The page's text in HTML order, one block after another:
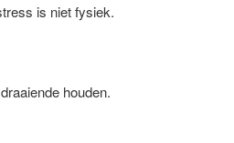
is niet fysiek.
houden.